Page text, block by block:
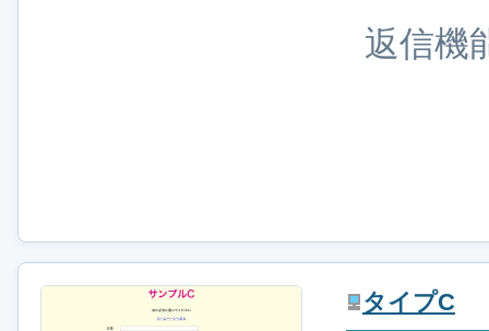
返信機
タイプC